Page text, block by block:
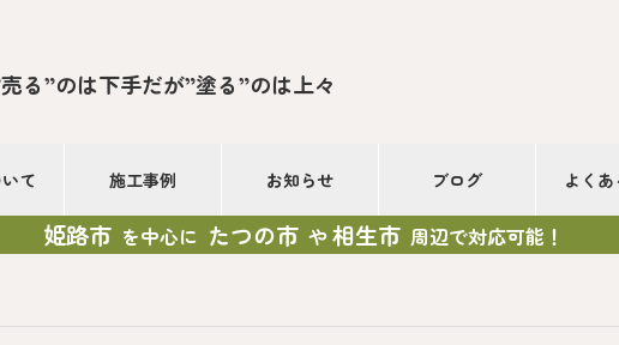
る”のは下手だが”塗る”のは上々
て 施工事例 お知らせ ブログ よく
姫路市 を中心に たつの市 や相生市 周辺で対応可能！